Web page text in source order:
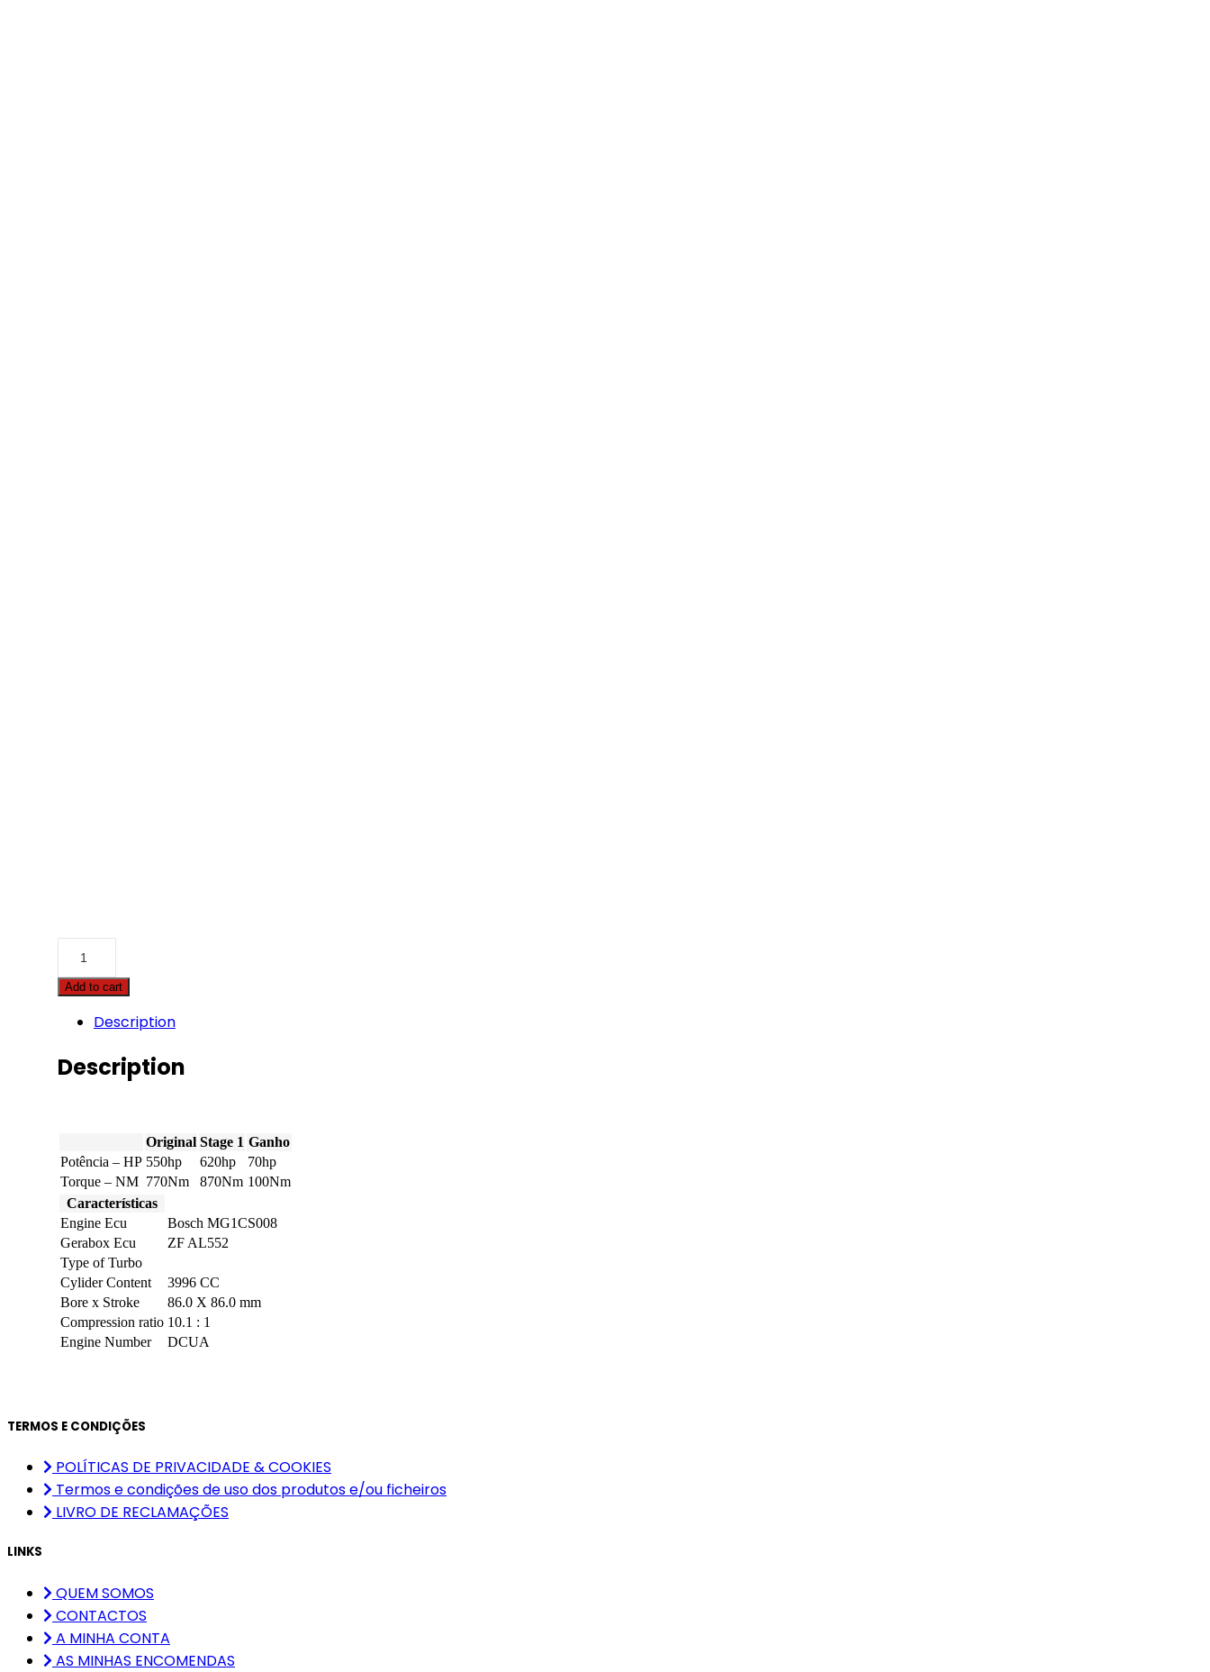
Bentayga
-
Turbo
550hp
Add to cart
Description
Description
Original Stage 1 Ganho
Potência – HP 550hp 620hp
70hp
Torque – NM 770Nm 870Nm 100Nm
Características
Engine Ecu
Bosch MG1CS008
Gerabox Ecu
ZF AL552
Type of Turbo
Cylider Content
3996 CC
Bore x Stroke
86.0 X 86.0 mm
Compression ratio 10.1 : 1
Engine Number
DCUA
TERMOS E CONDIÇÕES
POLÍTICAS DE PRIVACIDADE & COOKIES
Termos e condições de uso dos produtos e/ou ficheiros
LIVRO DE RECLAMAÇÕES
LINKS
QUEM SOMOS
CONTACTOS
A MINHA CONTA
AS MINHAS ENCOMENDAS